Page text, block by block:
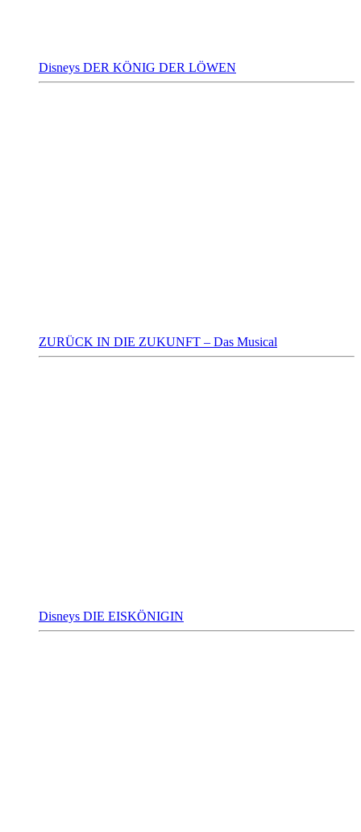
Disneys DER KÖNIG DER LÖWEN
ZURÜCK IN DIE ZUKUNFT – Das Musical
Disneys DIE EISKÖNIGIN